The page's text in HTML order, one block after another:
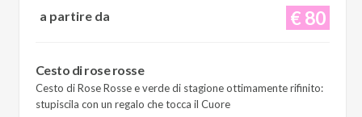
€ 80
a partire da
Cesto di rose rosse
Cesto di Rose Rosse e verde di stagione ottimamente rifinito:
stupiscila con un regalo che tocca il Cuore